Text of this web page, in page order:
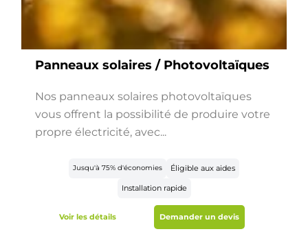
Panneaux solaires / Photovoltaïques
Nos panneaux solaires photovoltaïques
vous offrent la possibilité de produire votre
propre électricité, avec...
Jusqu'à 75% d'économies Éligible aux aides
Installation rapide
Voir les détails Demander un devis